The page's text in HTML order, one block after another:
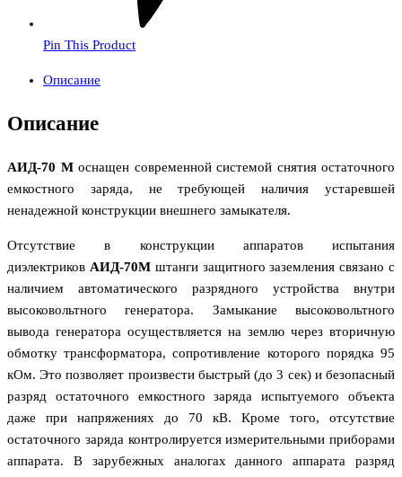
Pin This Product
Описание
Описание
АИД-70 Моснащен современной системой снятия остаточного
емкостного заряда, не требующей наличия устаревшей
ненадежной конструкции внешнего замыкателя.
Отсутствие в конструкции аппаратов испытания
диэлектриков АИД-70Мштанги защитного заземления связано с
наличием автоматического разрядного устройства внутри
высоковольтного генератора. Замыкание высоковольтного
вывода генератора осуществляется на землю через вторичную
обмотку трансформатора, сопротивление которого порядка 95
кОм. Это позволяет произвести быстрый (до 3 сек) и безопасный
разряд остаточного емкостного заряда испытуемого объекта
даже при напряжениях до 70 кВ. Кроме того, отсутствие
остаточного заряда контролируется измерительными приборами
аппарата. В зарубежных аналогах данного аппарата разряд